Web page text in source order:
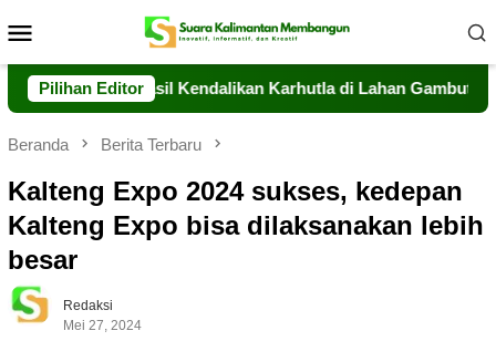
ke
Mobile
Pilihan Editor
Berhasil Kendalikan Karhutla di Lahan Gambut Timpah
Beranda Berita Terbaru
Kalteng Expo 2024 sukses, kedepan
Kalteng Expo bisa dilaksanakan lebih
besar
Redaksi
Mei 27, 2024